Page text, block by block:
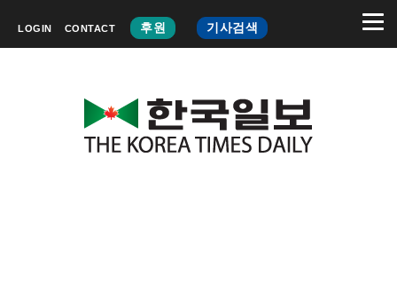
LOGIN CONTACT 후원 기사검색